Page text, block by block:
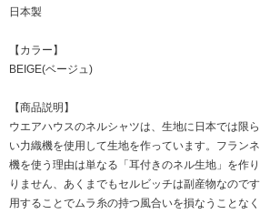
日本製
【カラー】
BEIGE(ベージュ)
【商品説明】
ウエアハウスのネルシャツは、生地に日本では限
い力織機を使用して生地を作っています。フラン
機を使う理由は単なる「耳付きのネル生地」を作
りません、あくまでもセルビッチは副産物なので
用することでムラ糸の持つ風合いを損なうことな